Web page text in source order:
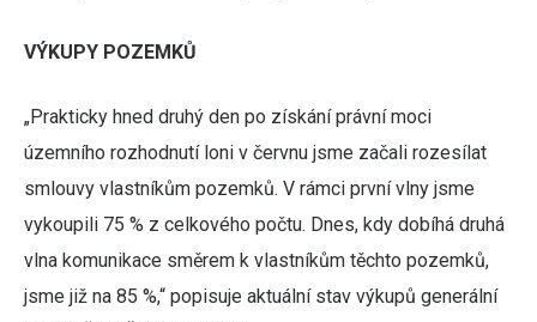
VÝKUPY POZEMKŮ
„Prakticky hned druhý den po získání právní moci
územního rozhodnutí loni v červnu jsme začali rozesílat
smlouvy vlastníkům pozemků. V rámci první vlny jsme
vykoupili 75 % z celkového počtu. Dnes, kdy dobíhá druhá
vlna komunikace směrem k vlastníkům těchto pozemků,
jsme již na 85 %,“ popisuje aktuální stav výkupů generální